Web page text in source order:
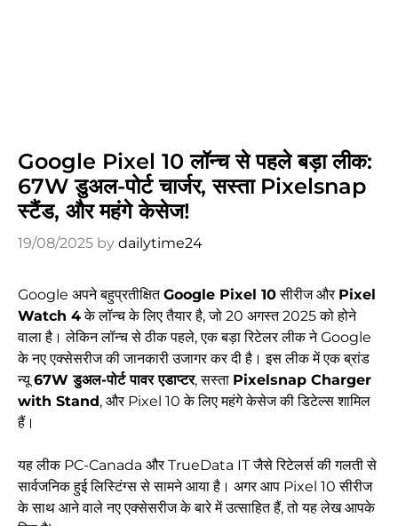
Google Pixel 10 लॉन्च से पहले बड़ा लीक:
67W डुअल-पोर्ट चार्जर, सस्ता Pixelsnap
स्टैंड, और महंगे केसेज!
19/08/2025 by dailytime24
Google अपने बहुप्रतीक्षितGoogle Pixel 10सीरीज और Pixel
Watch 4के लॉन्च के लिए तैयार है, जो 20 अगस्त 2025 को होने
वाला है। लेकिन लॉन्च से ठीक पहले, एक बड़ा रिटेलर लीक ने Google
के नए एक्सेसरीज की जानकारी उजागर कर दी है। इस लीक में एक ब्रांड
न्यू67W डुअल-पोर्ट पावर एडाप्टर, सस्ता Pixelsnap Charger
with Stand, और Pixel 10 के लिए महंगे केसेज की डिटेल्स शामिल
हैं।
यह लीक PC-Canada और TrueData IT जैसे रिटेलर्स की गलती से
सार्वजनिक हुई लिस्टिंग्स से सामने आया है। अगर आप Pixel 10 सीरीज
के साथ आने वाले नए एक्सेसरीज के बारे में उत्साहित हैं, तो यह लेख आपके